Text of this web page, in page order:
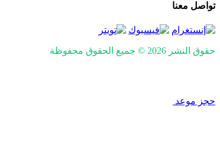
تواصل معنا
حقوق النشر 2026 © جميع الحقوق محفوظة
حجز موعد